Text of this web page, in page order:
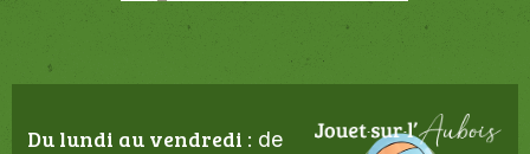
Du lundi au vendredi : de